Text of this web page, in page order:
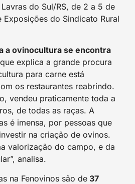
do Sul/RS, de 2 a 5 de
Exposições do Sindicato Rural
a ovinocultura se encontra
explica a grande procura
para carne está
os restaurantes reabrindo.
vendeu praticamente toda a
de todas as raças. A
é imensa, por pessoas que
na criação de ovinos.
valorização do campo, e da
analisa.
na Fenovinos são de 37